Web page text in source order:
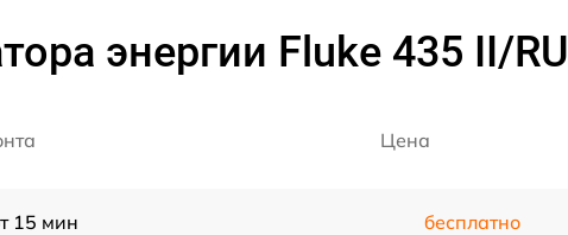
энергии Fluke 435 II/RU
Цена
15 мин бесплатно